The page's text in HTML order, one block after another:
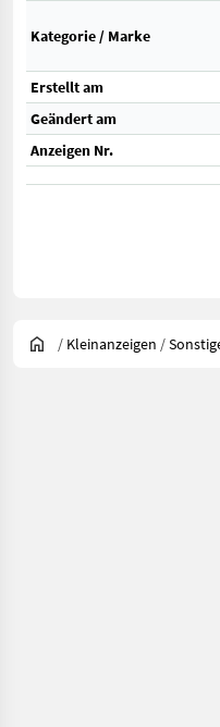
Kategorie / Marke
Erstellt am
Geändert am
Anzeigen Nr.
/ Kleinanzeigen /